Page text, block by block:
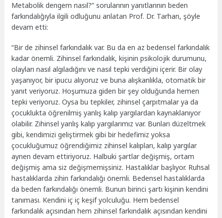
Metabolik dengem nasıl?” sorularının yanıtlarının beden
farkındalığıyla ilgili odluğunu anlatan Prof. Dr. Tarhan, şöyle
devam etti:
“Bir de zihinsel farkındalık var. Bu da en az bedensel farkındalık
kadar önemli. Zihinsel farkındalık, kişinin psikolojik durumunu,
olayları nasıl algıladığını ve nasıl tepki verdiğini içerir. Bir olay
yaşanıyor, bir ipucu alıyoruz ve buna alışkanlıkla, otomatik bir
yanıt veriyoruz. Hoşumuza giden bir şey olduğunda hemen
tepki veriyoruz. Oysa bu tepkiler, zihinsel çarpıtmalar ya da
çocuklukta öğrenilmiş yanlış kalıp yargılardan kaynaklanıyor
olabilir. Zihinsel yanlış kalıp yargılarımız var. Bunları düzeltmek
gibi, kendimizi geliştirmek gibi bir hedefimiz yoksa
çocukluğumuz öğrendiğimiz zihinsel kalıpları, kalıp yargılar
aynen devam ettiriyoruz. Halbuki şartlar değişmiş, ortam
değişmiş ama siz değişmemişsiniz. Hastalıklar başlıyor. Ruhsal
hastalıklarda zihin farkındalığı önemli. Bedensel hastalıklarda
da beden farkındalığı önemli. Bunun birinci şartı kişinin kendini
tanıması. Kendini iç iç keşif yolculuğu. Hem bedensel
farkındalık açısından hem zihinsel farkındalık açısından kendini